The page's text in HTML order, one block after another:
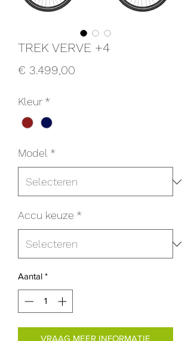
TREK VERVE +4
€ 3.499,00
Kleur *
Model *
Accu keuze *
Aantal *
VRAAG MEER INFORMATIE